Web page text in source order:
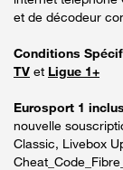
et de décodeur
Conditions
TV et Ligue 1+
Eurosport 1
nouvelle
Classic, Livebox